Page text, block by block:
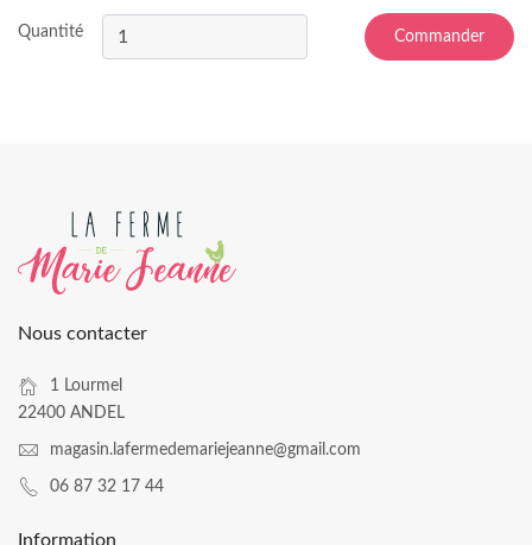
Quantité Commander
Nous contacter
1 Lourmel
22400 ANDEL
magasin.lafermedemariejeanne@gmail.com
06 87 32 17 44
Information